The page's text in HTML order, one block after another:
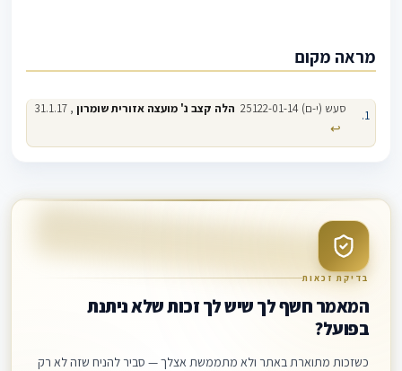
מראה מקום
סעש (י-ם) 25122-01-14‏ ‏ הלה קצב נ' מועצה אזורית שומרון , 31.1.17
↩
בדיקת זכאות
המאמר חשף לך שיש לך זכות שלא ניתנת
בפועל?
כשזכות מתוארת באתר ולא מתממשת אצלך — סביר להניח שזה לא רק